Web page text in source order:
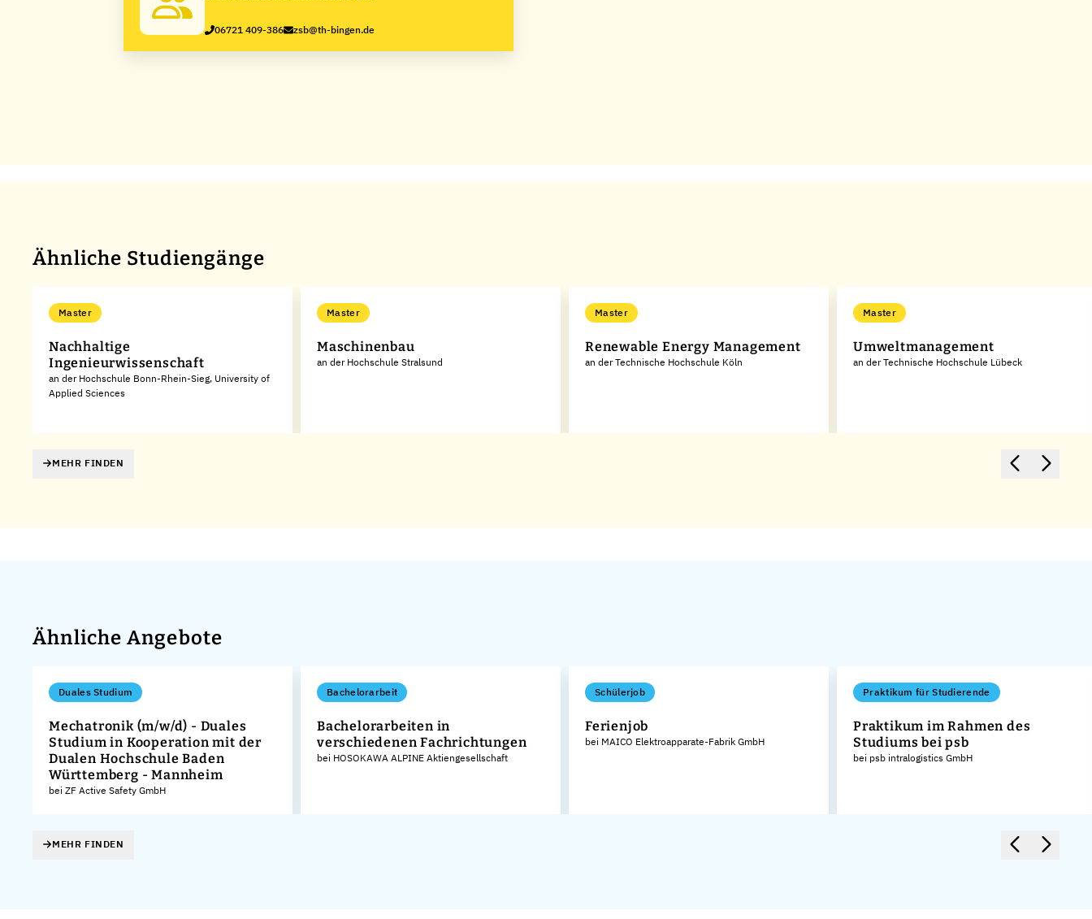
06721 409-386 zsb@th-bingen.de
Ähnliche Studiengänge
Master
Nachhaltige
Ingenieurwissenschaft
an der Hochschule Bonn-Rhein-Sieg, University of
Applied Sciences
Master
Maschinenbau
an der Hochschule Stralsund
Master
Renewable Energy Management
an der Technische Hochschule Köln
Master
Umweltmanagement
an der Technische Hochschule Lübeck
MEHR FINDEN
Ähnliche Angebote
Duales Studium
Mechatronik (m/w/d) - Duales
Studium in Kooperation mit der
Dualen Hochschule Baden
Württemberg - Mannheim
bei ZF Active Safety GmbH
Bachelorarbeit
Bachelorarbeiten in
verschiedenen Fachrichtungen
bei HOSOKAWA ALPINE Aktiengesellschaft
Schülerjob
Ferienjob
bei MAICO Elektroapparate-Fabrik GmbH
Praktikum für Studierende
Praktikum im Rahmen des
Studiums bei psb
bei psb intralogistics GmbH
MEHR FINDEN